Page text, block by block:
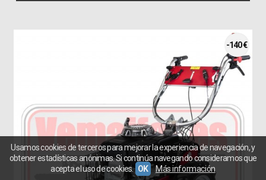
-140 €
Usamos cookies de terceros para mejorar la experiencia de navegación, y
obtener estadísticas anónimas. Si continúa navegando consideramos que
acepta el uso de cookies. OK Más información